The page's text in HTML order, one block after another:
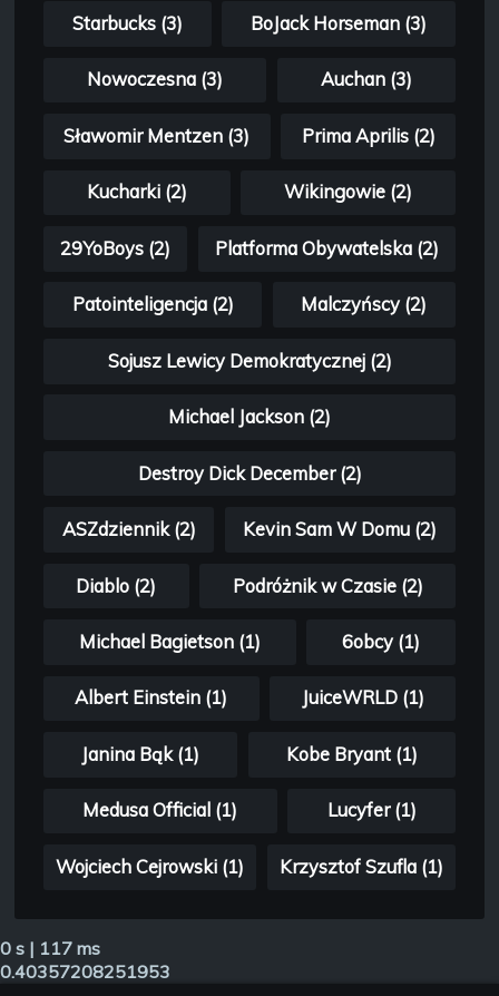
Starbucks (3) BoJack Horseman (3)
Nowoczesna (3) Auchan (3)
Sławomir Mentzen (3) Prima Aprilis (2)
Kucharki (2) Wikingowie (2)
29YoBoys (2) Platforma Obywatelska (2)
Patointeligencja (2) Malczyńscy (2)
Sojusz Lewicy Demokratycznej (2)
Michael Jackson (2)
Destroy Dick December (2)
ASZdziennik (2) Kevin Sam W Domu (2)
Diablo (2) Podróżnik w Czasie (2)
Michael Bagietson (1) 6obcy (1)
Albert Einstein (1) JuiceWRLD (1)
Janina Bąk (1) Kobe Bryant (1)
Medusa Official (1) Lucyfer (1)
Wojciech Cejrowski (1) Krzysztof Szufla (1)
0 s | 117 ms
0.40357208251953